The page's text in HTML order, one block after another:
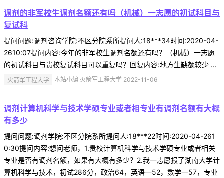
调剂的非军校生调剂名额还有吗（机械）一志愿的初试科目与
复试科
提问问题:调剂咨询学院:不区分院系所提问人:18***34时间:2020-04-
2610:07提问内容:今年的非军校生调剂名额还有吗？（机械）一志愿
的初试科目与贵校复试科目可以重复吗？回复内容:地方生缺额较少 ...
火箭军工程大学 本站小编 火箭军工程大学 2022-11-06
调剂计算机科学与技术学硕专业或者相专业有调剂名额有大概
有多少
提问问题:调剂学院:不区分院系所提问人:18***22时间:2020-04-261
0:30提问内容:想问老师，1.贵校计算机科学与技术学硕专业或者相关
专业是否有调剂名额，如果有大概有多少？2.我一志愿报了湖南大学计
算机科学与技术，初试286分，政治64，英语一52，数学一57，专业